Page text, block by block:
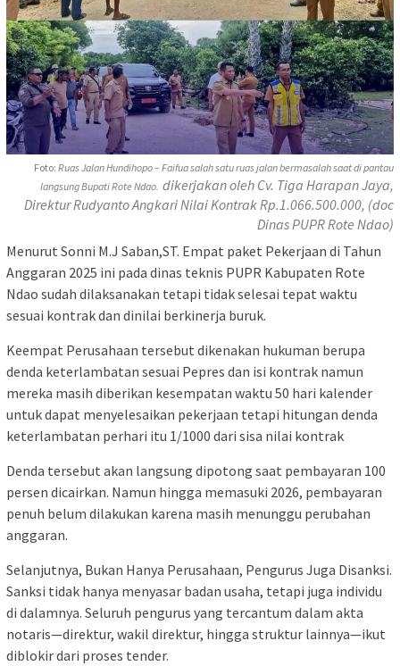
Foto: Ruas Jalan Hundihopo – Faifua salah satu ruas jalan bermasalah saat di pantau
langsung Bupati Rote Ndao. dikerjakan oleh Cv. Tiga Harapan Jaya,
Direktur Rudyanto Angkari Nilai Kontrak Rp.1.066.500.000, (doc
Dinas PUPR Rote Ndao)
Menurut Sonni M.J Saban,ST. Empat paket Pekerjaan di Tahun
Anggaran 2025 ini pada dinas teknis PUPR Kabupaten Rote
Ndao sudah dilaksanakan tetapi tidak selesai tepat waktu
sesuai kontrak dan dinilai berkinerja buruk.
Keempat Perusahaan tersebut dikenakan hukuman berupa
denda keterlambatan sesuai Pepres dan isi kontrak namun
mereka masih diberikan kesempatan waktu 50 hari kalender
untuk dapat menyelesaikan pekerjaan tetapi hitungan denda
keterlambatan perhari itu 1/1000 dari sisa nilai kontrak
Denda tersebut akan langsung dipotong saat pembayaran 100
persen dicairkan. Namun hingga memasuki 2026, pembayaran
penuh belum dilakukan karena masih menunggu perubahan
anggaran.
Selanjutnya, Bukan Hanya Perusahaan, Pengurus Juga Disanksi.
Sanksi tidak hanya menyasar badan usaha, tetapi juga individu
di dalamnya. Seluruh pengurus yang tercantum dalam akta
notaris—direktur, wakil direktur, hingga struktur lainnya—ikut
diblokir dari proses tender.